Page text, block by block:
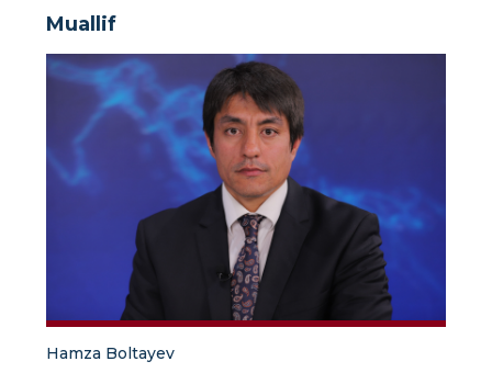
Muallif
Hamza Boltayev